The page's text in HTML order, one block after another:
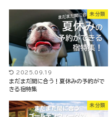
未分類
2025.09.19
まだまだ間に合う！夏休みの予約がで
きる宿特集
未分類